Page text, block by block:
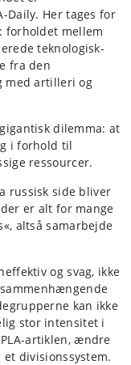
Daily. Her tages for
forholdet mellem
teknologisk-
fra den
med artilleri og
dilemma: at
i forhold til
ressourcer.
russisk side bliver
er alt for mange
altså samarbejde
og svag, ikke
kan ikke
stor intensitet i
artiklen, ændre
divisionssystem.